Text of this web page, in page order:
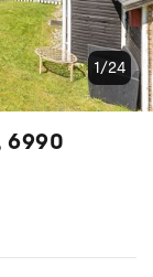
6990
1/24